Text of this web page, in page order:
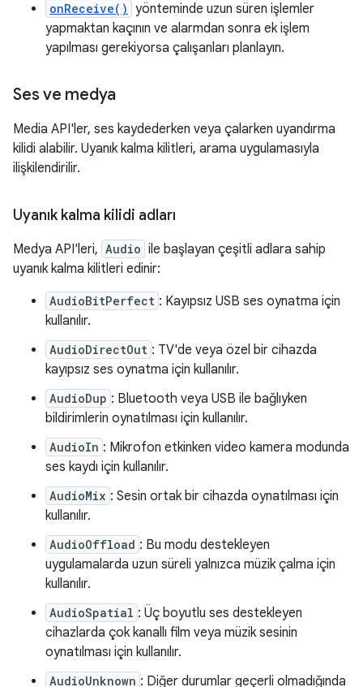
onReceive() yönteminde uzun süren işlemler
yapmaktan kaçının ve alarmdan sonra ek işlem
yapılması gerekiyorsa çalışanları planlayın.
Ses ve medya
Media API'ler, ses kaydederken veya çalarken uyandırma
kilidi alabilir. Uyanık kalma kilitleri, arama uygulamasıyla
ilişkilendirilir.
Uyanık kalma kilidi adları
Medya API'leri, Audio ile başlayan çeşitli adlara sahip
uyanık kalma kilitleri edinir:
AudioBitPerfect : Kayıpsız USB ses oynatma için
kullanılır.
AudioDirectOut : TV'de veya özel bir cihazda
kayıpsız ses oynatma için kullanılır.
AudioDup : Bluetooth veya USB ile bağlıyken
bildirimlerin oynatılması için kullanılır.
AudioIn : Mikrofon etkinken video kamera modunda
ses kaydı için kullanılır.
AudioMix : Sesin ortak bir cihazda oynatılması için
kullanılır.
AudioOffload : Bu modu destekleyen
uygulamalarda uzun süreli yalnızca müzik çalma için
kullanılır.
AudioSpatial : Üç boyutlu ses destekleyen
cihazlarda çok kanallı film veya müzik sesinin
oynatılması için kullanılır.
AudioUnknown : Diğer durumlar geçerli olmadığında